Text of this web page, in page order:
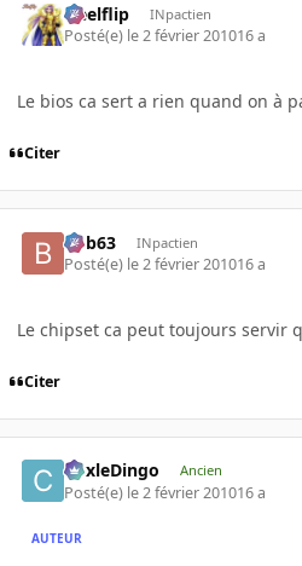
Heelflip INpactien
Posté(e) le 2 février 201016 a
Le bios ca sert a rien quand on à
Citer
bob63 INpactien
Posté(e) le 2 février 201016 a
Le chipset ca peut toujours servir
Citer
CoxleDingo Ancien
Posté(e) le 2 février 201016 a
AUTEUR